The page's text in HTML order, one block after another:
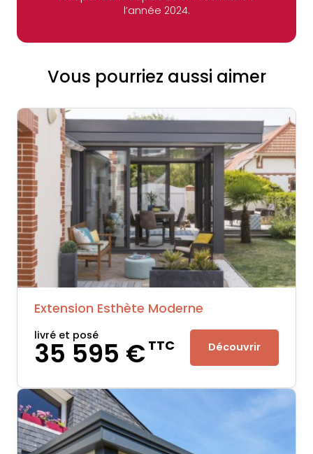
l’année 2024.
Vous pourriez aussi aimer
Extension Esthète Moderne
livré et posé
35 595 €TTC Découvrir